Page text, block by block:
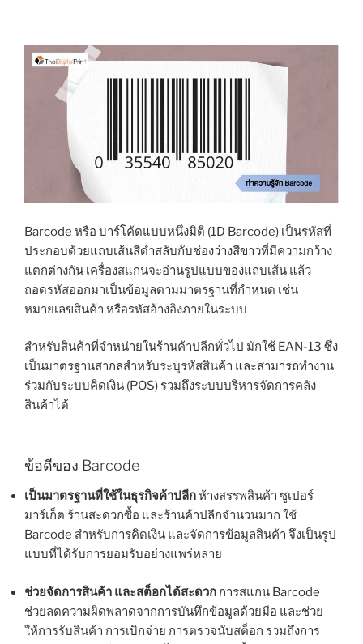
Barcode หรือ บาร์โค้ดแบบหนึ่งมิติ (1D Barcode) เป็นรหัสที่
ประกอบด้วยแถบเส้นสีดำสลับกับช่องว่างสีขาวที่มีความกว้าง
แตกต่างกัน เครื่องสแกนจะอ่านรูปแบบของแถบเส้น แล้ว
ถอดรหัสออกมาเป็นข้อมูลตามมาตรฐานที่กำหนด เช่น
หมายเลขสินค้า หรือรหัสอ้างอิงภายในระบบ
สำหรับสินค้าที่จำหน่ายในร้านค้าปลีกทั่วไป มักใช้ EAN-13 ซึ่ง
เป็นมาตรฐานสากลสำหรับระบุรหัสสินค้า และสามารถทำงาน
ร่วมกับระบบคิดเงิน (POS) รวมถึงระบบบริหารจัดการคลัง
สินค้าได้
ข้อดีของ Barcode
เป็นมาตรฐานที่ใช้ในธุรกิจค้าปลีกห้างสรรพสินค้า ซูเปอร์
มาร์เก็ต ร้านสะดวกซื้อ และร้านค้าปลีกจำนวนมาก ใช้
Barcode สำหรับการคิดเงิน และจัดการข้อมูลสินค้า จึงเป็นรูป
แบบที่ได้รับการยอมรับอย่างแพร่หลาย
ช่วยจัดการสินค้า และสต็อกได้สะดวก การสแกน Barcode
ช่วยลดความผิดพลาดจากการบันทึกข้อมูลด้วยมือ และช่วย
ให้การรับสินค้า การเบิกจ่าย การตรวจนับสต็อก รวมถึงการ